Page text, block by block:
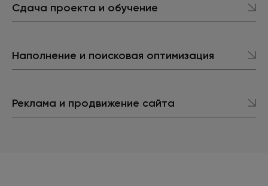
Сдача проекта и обучение
Наполнение и поисковая оптимизация
Реклама и продвижение сайта